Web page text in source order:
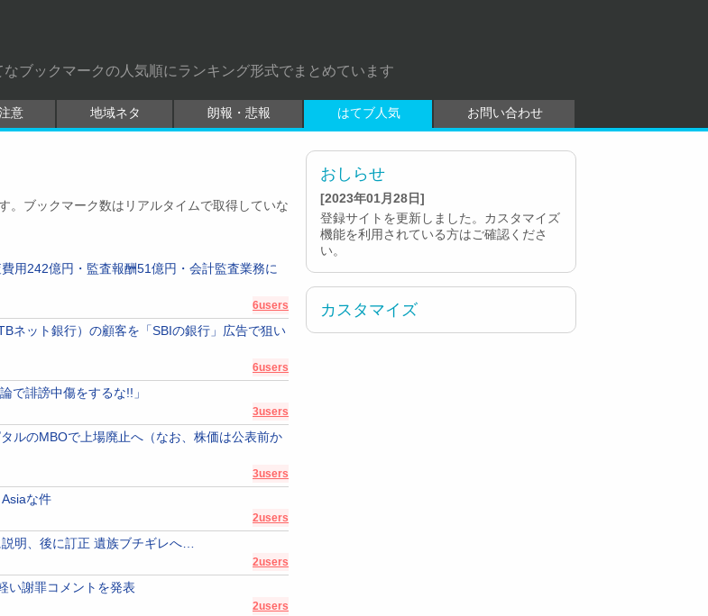
ブックマークの人気順にランキング形式でまとめています
意 地域ネタ 朗報・悲報 はてブ人気 お問い合わせ
おしらせ
[2023年01月28日]
登録サイトを更新しました。カスタマイズ
機能を利用されている方はご確認くださ
い。
カスタマイズ
。ブックマーク数はリアルタイムで取得していな
用242億円・監査報酬51億円・会計監査業務に
6users
ネット銀行）の顧客を「SBIの銀行」広告で狙い
6users
で誹謗中傷をするな!!」
3users
ルのMBOで上場廃止へ（なお、株価は公表前か
3users
な件
2users
明、後に訂正 遺族ブチギレへ…
2users
い謝罪コメントを発表
2users